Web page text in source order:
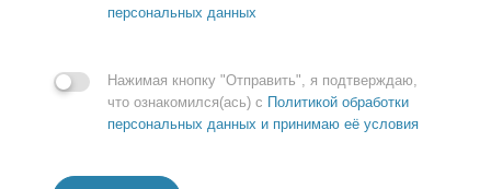
персональных данных
Нажимая кнопку "Отправить", я подтверждаю,
что ознакомился(ась) с Политикой обработки
персональных данных и принимаю её условия